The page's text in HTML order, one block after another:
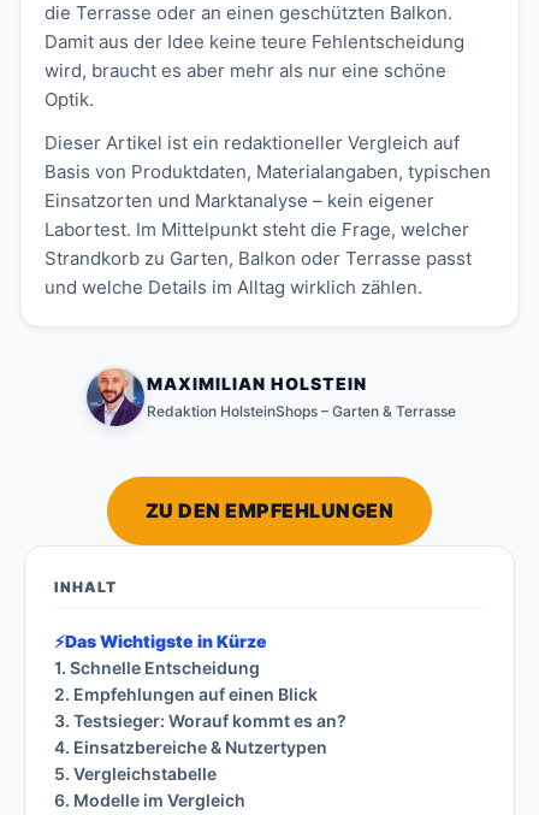
die Terrasse oder an einen geschützten Balkon.
Damit aus der Idee keine teure Fehlentscheidung
wird, braucht es aber mehr als nur eine schöne
Optik.
Dieser Artikel ist ein redaktioneller Vergleich auf
Basis von Produktdaten, Materialangaben, typischen
Einsatzorten und Marktanalyse – kein eigener
Labortest. Im Mittelpunkt steht die Frage, welcher
Strandkorb zu Garten, Balkon oder Terrasse passt
und welche Details im Alltag wirklich zählen.
MAXIMILIAN HOLSTEIN
Redaktion HolsteinShops – Garten & Terrasse
ZU DEN EMPFEHLUNGEN
INHALT
⚡Das Wichtigste in Kürze
1. Schnelle Entscheidung
2. Empfehlungen auf einen Blick
3. Testsieger: Worauf kommt es an?
4. Einsatzbereiche & Nutzertypen
5. Vergleichstabelle
6. Modelle im Vergleich